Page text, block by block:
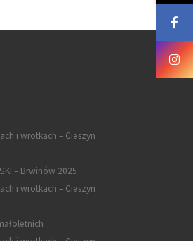
i wrotkach – Cieszyn
– Brwinów 2025
i wrotkach – Cieszyn